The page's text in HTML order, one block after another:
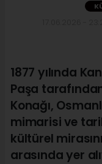
1877 yılında
Paşa
Konağı,
mimarisi ve
kültürel
arasında yer